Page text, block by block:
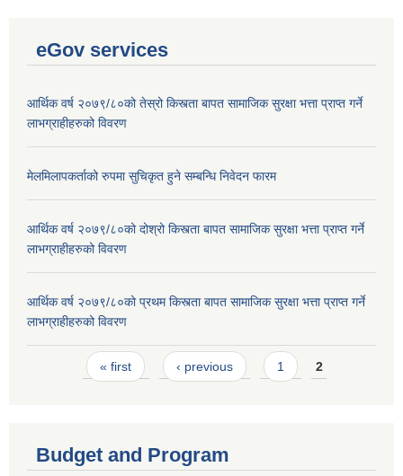
eGov services
आर्थिक वर्ष २०७९/८०को तेस्रो किस्त्ता बापत सामाजिक सुरक्षा भत्ता प्राप्त गर्ने
लाभग्राहीहरुको विवरण
मेलमिलापकर्ताको रुपमा सुचिकृत हुने सम्बन्धि निवेदन फारम
आर्थिक वर्ष २०७९/८०को दोश्रो किस्त्ता बापत सामाजिक सुरक्षा भत्ता प्राप्त गर्ने
लाभग्राहीहरुको विवरण
आर्थिक वर्ष २०७९/८०को प्रथम किस्त्ता बापत सामाजिक सुरक्षा भत्ता प्राप्त गर्ने
लाभग्राहीहरुको विवरण
Pages« first ‹ previous 1 2
Budget and Program